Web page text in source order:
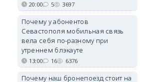
20:00 5 3697
Почему у абонентов
Севастополя мобильная связь
вела себя по-разному при
утреннем блэкауте
13:00 16 6376
Почему наш бронепоезд стоит на